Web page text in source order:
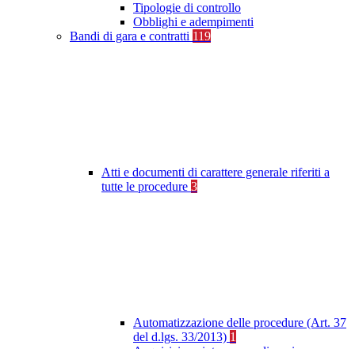
Tipologie di controllo
Obblighi e adempimenti
Bandi di gara e contratti 119
Atti e documenti di carattere generale riferiti a
tutte le procedure 3
Automatizzazione delle procedure (Art. 37
del d.lgs. 33/2013) 1